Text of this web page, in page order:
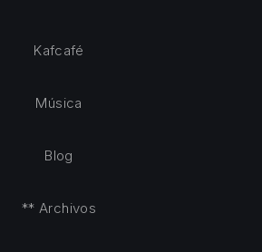
Kafcafé
Música
Blog
** Archivos